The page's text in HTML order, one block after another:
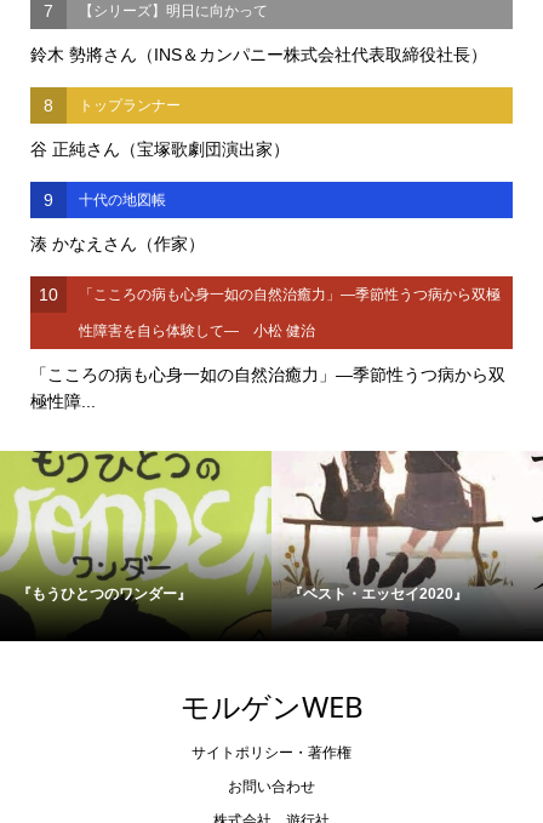
7 【シリーズ】明日に向かって
鈴木 勢將さん（INS＆カンパニー株式会社代表取締役社長）
8 トップランナー
谷 正純さん（宝塚歌劇団演出家）
9 十代の地図帳
湊 かなえさん（作家）
10 「こころの病も心身一如の自然治癒力」―季節性うつ病から双極
性障害を自ら体験して― 小松 健治
「こころの病も心身一如の自然治癒力」―季節性うつ病から双
極性障...
『もうひとつのワンダー』 『ベスト・エッセイ2020』
モルゲンWEB
サイトポリシー・著作権
お問い合わせ